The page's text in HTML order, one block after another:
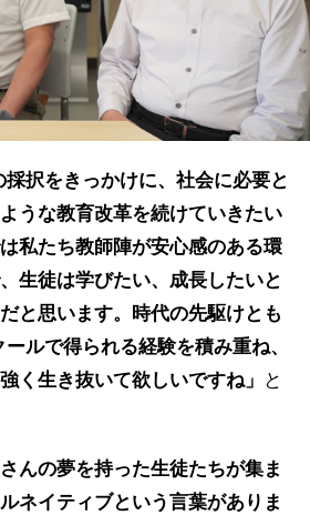
採択をきっかけに、社会に必要と
うな教育改革を続けていきたい
私たち教師陣が安心感のある環
生徒は学びたい、成長したいと
と思います。時代の先駆けとも
ルで得られる経験を積み重ね、
く生き抜いて欲しいですね」 と
んの夢を持った生徒たちが集ま
ネイティブという言葉がありま